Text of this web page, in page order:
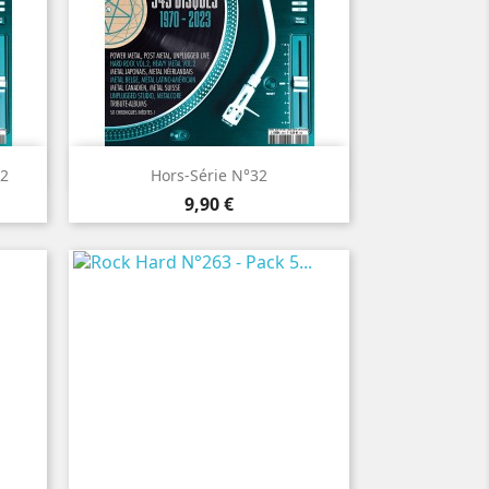
Hors-Série N°32
Prix
9,90 €
 Aperçu rapide